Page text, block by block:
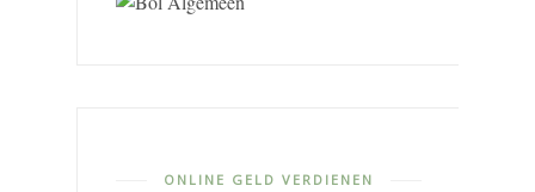
ONLINE GELD VERDIENEN